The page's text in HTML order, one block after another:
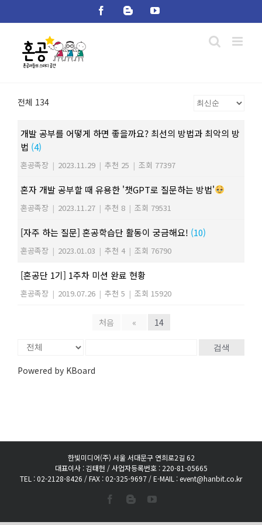
FacebookBloggerYouTube
전체 134
개발 공부를 어떻게 하면 좋을까요? 최선의 방법과 최악의 방
법 (4)
혼공족장 | 2023.11.29 | 추천 25 | 조회 77397
혼자 개발 공부할 때 유용한 '챗GPT로 질문하는 방법'
혼공족장 | 2023.11.27 | 추천 8 | 조회 79531
[자주 하는 질문] 혼공학습단 활동이 궁금해요! (10)
혼공족장 | 2023.01.03 | 추천 4 | 조회 76790
[혼공단 1기] 1주차 미션 완료 현황
혼공족장 | 2019.07.26 | 추천 5 | 조회 15920
처음 « 14
검색
Powered by KBoard
한빛미디어(주) 서울 서대문구 연희로2길 62
대표이사 : 김태헌 / 사업자등록번호 : 220-81-05665
TEL : 02-2128-8426 / FAX : 02-325-9697 / E-MAIL : event@hanbit.co.kr
Facebook
BloggerYouTube